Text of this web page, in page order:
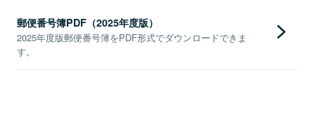
郵便番号簿PDF（2025年度版）
2025年度版郵便番号簿をPDF形式でダウンロードできま
す。